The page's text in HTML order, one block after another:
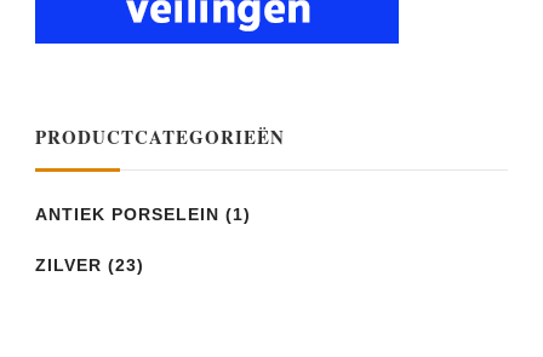
PRODUCTCATEGORIEËN
ANTIEK PORSELEIN (1)
ZILVER (23)